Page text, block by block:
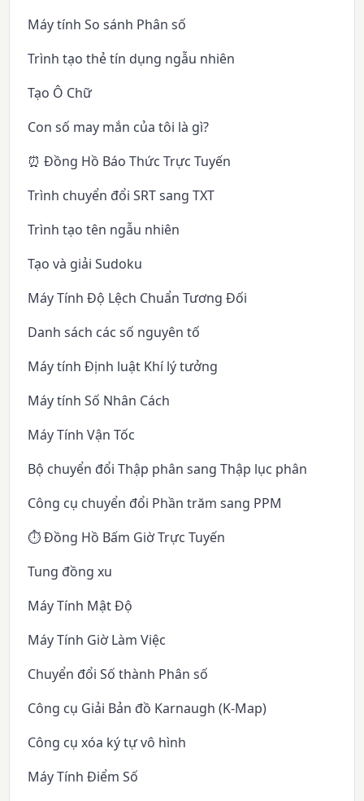
Máy tính So sánh Phân số
Trình tạo thẻ tín dụng ngẫu nhiên
Tạo Ô Chữ
Con số may mắn của tôi là gì?
⏰ Đồng Hồ Báo Thức Trực Tuyến
Trình chuyển đổi SRT sang TXT
Trình tạo tên ngẫu nhiên
Tạo và giải Sudoku
Máy Tính Độ Lệch Chuẩn Tương Đối
Danh sách các số nguyên tố
Máy tính Định luật Khí lý tưởng
Máy tính Số Nhân Cách
Máy Tính Vận Tốc
Bộ chuyển đổi Thập phân sang Thập lục phân
Công cụ chuyển đổi Phần trăm sang PPM
⏱️ Đồng Hồ Bấm Giờ Trực Tuyến
Tung đồng xu
Máy Tính Mật Độ
Máy Tính Giờ Làm Việc
Chuyển đổi Số thành Phân số
Công cụ Giải Bản đồ Karnaugh (K-Map)
Công cụ xóa ký tự vô hình
Máy Tính Điểm Số